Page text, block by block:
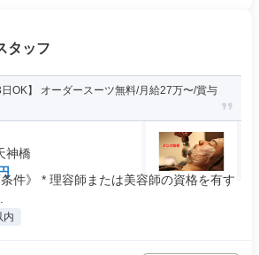
タッフ
日OK】 オーダースーツ無料/月給27万〜/賞与
神橋
件》 * 理容師または美容師の資格を有す
内